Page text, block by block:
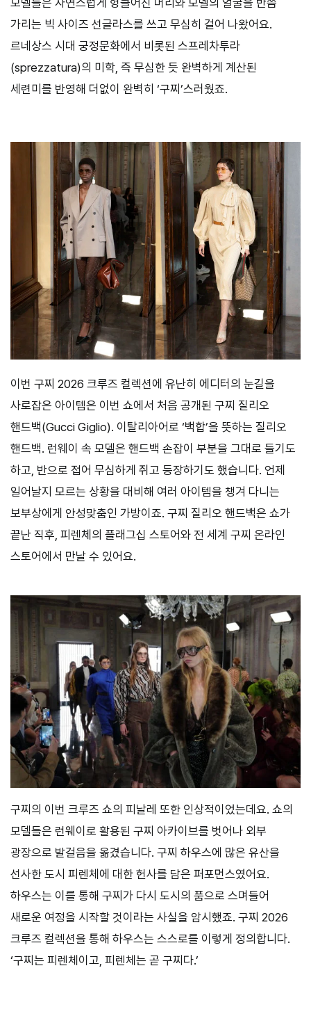
가리는 빅 사이즈 선글라스를 쓰고 무심히 걸어 나왔어요.
르네상스 시대 궁정문화에서 비롯된 스프레차투라
(sprezzatura)의 미학, 즉 무심한 듯 완벽하게 계산된
세련미를 반영해 더없이 완벽히 ‘구찌’스러웠죠.
이번 구찌 2026 크루즈 컬렉션에 유난히 에디터의 눈길을
사로잡은 아이템은 이번 쇼에서 처음 공개된 구찌 질리오
핸드백(Gucci Giglio). 이탈리아어로 ‘백합’을 뜻하는 질리오
핸드백. 런웨이 속 모델은 핸드백 손잡이 부분을 그대로 들기도
하고, 반으로 접어 무심하게 쥐고 등장하기도 했습니다. 언제
일어날지 모르는 상황을 대비해 여러 아이템을 챙겨 다니는
보부상에게 안성맞춤인 가방이죠. 구찌 질리오 핸드백은 쇼가
끝난 직후, 피렌체의 플래그십 스토어와 전 세계 구찌 온라인
스토어에서 만날 수 있어요.
구찌의 이번 크루즈 쇼의 피날레 또한 인상적이었는데요. 쇼의
모델들은 런웨이로 활용된 구찌 아카이브를 벗어나 외부
광장으로 발걸음을 옮겼습니다. 구찌 하우스에 많은 유산을
선사한 도시 피렌체에 대한 헌사를 담은 퍼포먼스였어요.
하우스는 이를 통해 구찌가 다시 도시의 품으로 스며들어
새로운 여정을 시작할 것이라는 사실을 암시했죠. 구찌 2026
크루즈 컬렉션을 통해 하우스는 스스로를 이렇게 정의합니다.
‘구찌는 피렌체이고, 피렌체는 곧 구찌다.’